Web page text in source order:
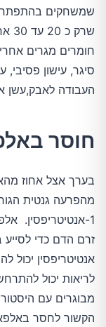
סיגר, עישון
העבודה לאבק,עשן
חוסר באלפא 1-
מהפרעה גנטית
אנטיטריפסין יכול
לריאות יכול